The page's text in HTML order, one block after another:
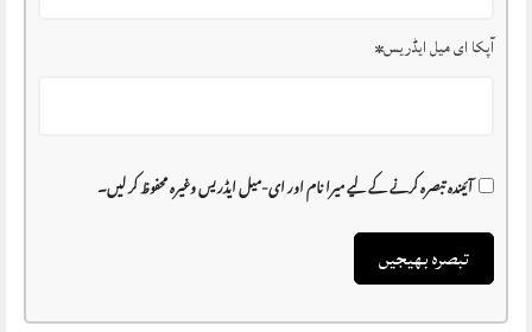
آپکا ای میل ایڈریس*
آئیندہ تبصرہ کرنے کے لیے میرا نام اور ای-میل ایڈریس وغیرہ محفوظ کر لیں۔